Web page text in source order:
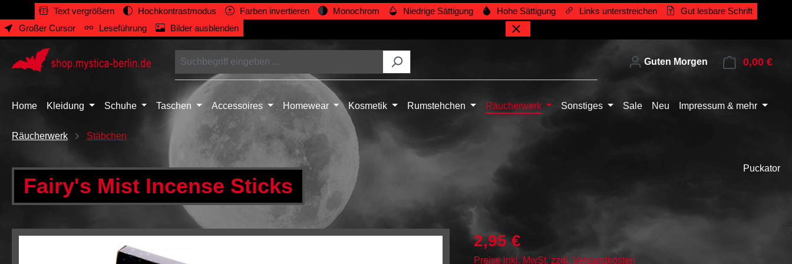
Zur Hauptnavigation springen
Text vergrößern Hochkontrastmodus Farben invertieren Monochrom Niedrige Sättigung Hohe Sättigung Links unterstreichen
Gut lesbare Schrift
Großer Cursor
Leseführung Bilder ausblenden
Guten Morgen 0,00 €
Home Kleidung Schuhe Taschen Accessoires Homewear Kosmetik Rumstehchen Räucherwerk Sonstiges Sale Neu Impressum & mehr
Räucherwerk Stäbchen
Fairy's Mist Incense Sticks
Puckator
Bildergalerie überspringen 2,95 €
Preise inkl. MwSt. zzgl. Versandkosten